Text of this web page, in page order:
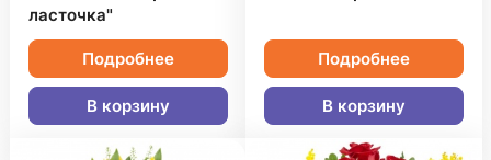
ласточка"
Подробнее
В корзину
Подробнее
В корзину